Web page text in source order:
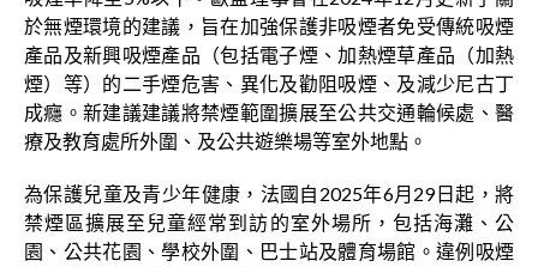
於無煙環境的建議，旨在加強保護非吸煙者免受傳統吸煙
產品及新興吸煙產品（包括電子煙、加熱煙草產品（加熱
煙）等）的二手煙危害、異化及勸阻吸煙、及減少尼古丁
成癮。新建議建議將禁煙範圍擴展至公共交通輪候處、醫
療及教育處所外圍、及公共遊樂場等室外地點。
為保護兒童及青少年健康，法國自2025年6月29日起，將
禁煙區擴展至兒童經常到訪的室外場所，包括海灘、公
園、公共花園、學校外圍、巴士站及體育場館。違例吸煙